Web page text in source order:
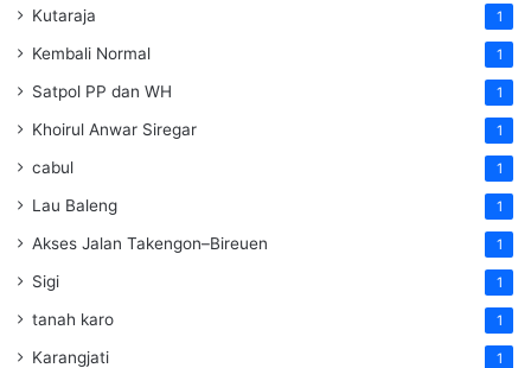
Kutaraja 1
Kembali Normal 1
Satpol PP dan WH 1
Khoirul Anwar Siregar 1
cabul 1
Lau Baleng 1
Akses Jalan Takengon–Bireuen 1
Sigi 1
tanah karo 1
Karangjati 1